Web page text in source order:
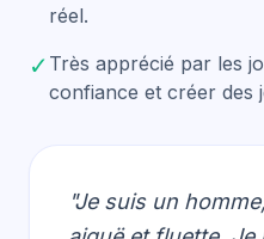
réel.
✓ Très apprécié par les
confiance et créer des
"Je suis un